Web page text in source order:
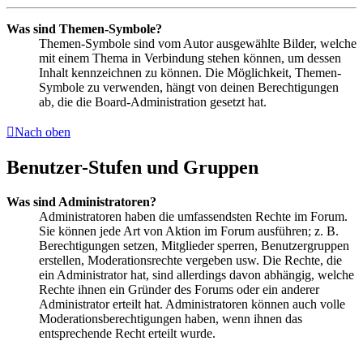
Was sind Themen-Symbole?
Themen-Symbole sind vom Autor ausgewählte Bilder, welche
mit einem Thema in Verbindung stehen können, um dessen
Inhalt kennzeichnen zu können. Die Möglichkeit, Themen-
Symbole zu verwenden, hängt von deinen Berechtigungen
ab, die die Board-Administration gesetzt hat.
Nach oben
Benutzer-Stufen und Gruppen
Was sind Administratoren?
Administratoren haben die umfassendsten Rechte im Forum.
Sie können jede Art von Aktion im Forum ausführen; z. B.
Berechtigungen setzen, Mitglieder sperren, Benutzergruppen
erstellen, Moderationsrechte vergeben usw. Die Rechte, die
ein Administrator hat, sind allerdings davon abhängig, welche
Rechte ihnen ein Gründer des Forums oder ein anderer
Administrator erteilt hat. Administratoren können auch volle
Moderationsberechtigungen haben, wenn ihnen das
entsprechende Recht erteilt wurde.